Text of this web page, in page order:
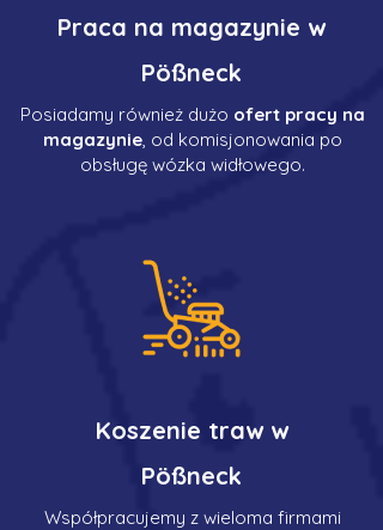
Praca na magazynie w
Pößneck
Posiadamy również dużo ofert pracy na
magazynie, od komisjonowania po
obsługę wózka widłowego.
Koszenie traw w
Pößneck
Współpracujemy z wieloma firmami